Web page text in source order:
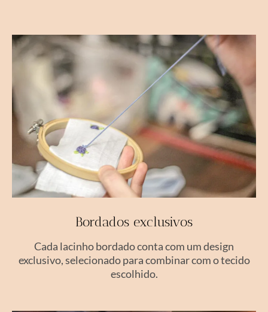
Bordados exclusivos
Cada lacinho bordado conta com um design
exclusivo, selecionado para combinar com o tecido
escolhido.